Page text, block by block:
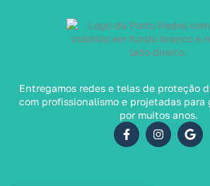
Entregamos redes e telas de proteção
com profissionalismo e projetadas para
por muitos anos.